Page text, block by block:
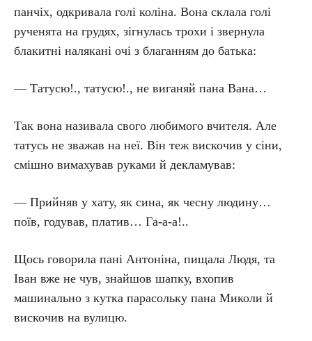
панчіх, одкривала голі коліна. Вона склала голі
рученята на грудях, зігнулась трохи і звернула
блакитні налякані очі з благанням до батька:
— Татусю!., татусю!., не виганяй пана Вана…
Так вона називала свого любимого вчителя. Але
татусь не зважав на неї. Він теж вискочив у сіни,
смішно вимахував руками й декламував:
— Прийняв у хату, як сина, як чесну людину…
поїв, годував, платив… Га-а-а!..
Щось говорила пані Антоніна, пищала Людя, та
Іван вже не чув, знайшов шапку, вхопив
машинально з кутка парасольку пана Миколи й
вискочив на вулицю.